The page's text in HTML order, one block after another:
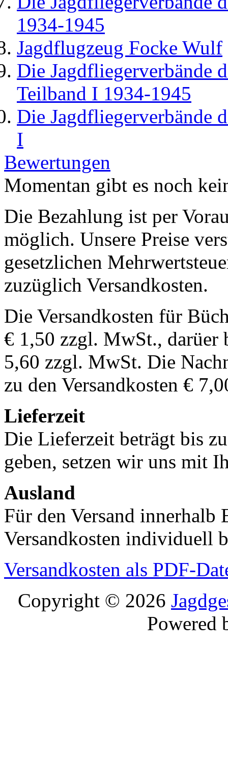
1934-1945
Jagdflugzeug Focke Wulf
Die Jagdfliegerverbände
Teilband I 1934-1945
Die Jagdfliegerverbände
I
Bewertungen
Momentan gibt es noch
Die Bezahlung ist per
möglich. Unsere Preise
gesetzlichen
zuzüglich Versandkosten.
Die Versandkosten für
€ 1,50 zzgl. MwSt., darüer
5,60 zzgl. MwSt. Die
zu den Versandkosten €
Lieferzeit
Die Lieferzeit beträgt bis
geben, setzen wir uns mit
Ausland
Für den Versand innerhalb
Versandkosten individuell
Versandkosten als PDF-
Copyright © 2026
Powered